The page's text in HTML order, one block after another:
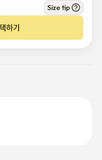
실 수 있도록 도와드리겠습
Size tip
하기